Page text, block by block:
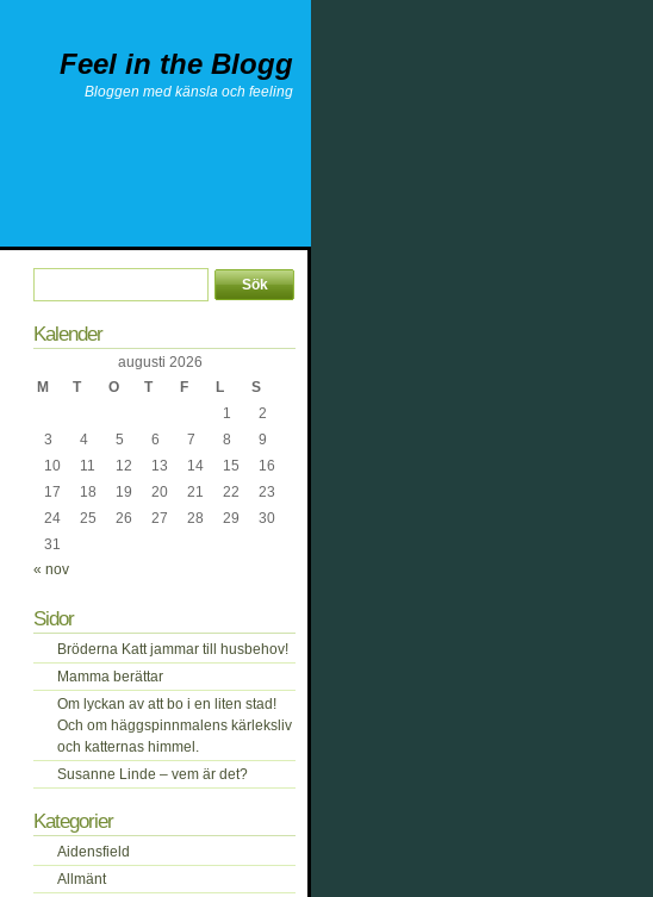
Feel in the Blogg
Bloggen med känsla och feeling
Kalender
augusti 2026
M
T O T F L
S
1
2
3
4 5 6 7 8
9
10
11 12 13 14 15
16
17
18 19 20 21 22
23
24
25 26 27 28 29
30
31
« nov
Sidor
Bröderna Katt jammar till husbehov!
Mamma berättar
Om lyckan av att bo i en liten stad!
Och om häggspinnmalens kärleksliv
och katternas himmel.
Susanne Linde – vem är det?
Kategorier
Aidensfield
Allmänt